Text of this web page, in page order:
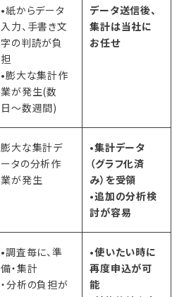
•紙からデータ
入力、手書き文
字の判読が負
担
•膨大な集計作
業が発生(数
日〜数週間)
データ送信後、
集計は当社に
お任せ
膨大な集計デ
ータの分析作
業が発生
•集計データ
（グラフ化済
み）を受領
•追加の分析検
討が容易
•調査毎に、準
備・集計
・分析の負担が
•使いたい時に
再度申込が可
能